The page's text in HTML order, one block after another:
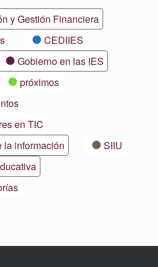
y Gestión Financiera
CEDIIES
Gobierno en las IES
próximos
en TIC
la información
SIIU